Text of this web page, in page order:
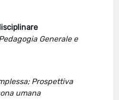
Generale e
Prospettiva
umana